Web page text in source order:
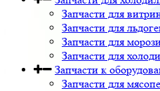
Запчасти для
Запчасти для
Запчасти для
Запчасти для
Запчасти к
Запчасти для